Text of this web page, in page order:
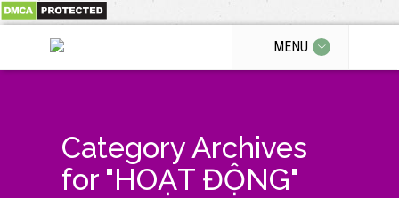
MENU
Category Archives
for "HOẠT ĐỘNG"